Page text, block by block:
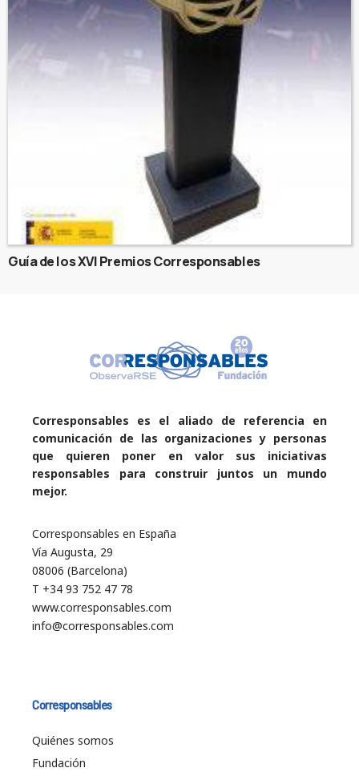
Guía de los XVI Premios Corresponsables
Corresponsables es el aliado de referencia en
comunicación de las organizaciones y personas
que quieren poner en valor sus iniciativas
responsables para construir juntos un mundo
mejor.
Corresponsables en España
Vía Augusta, 29
08006 (Barcelona)
T +34 93 752 47 78
www.corresponsables.com
info@corresponsables.com
Corresponsables
Quiénes somos
Fundación